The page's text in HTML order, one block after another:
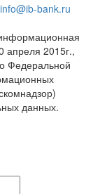
info@ib-bank.ru
апреля 2015г.,
Федеральной
данных.